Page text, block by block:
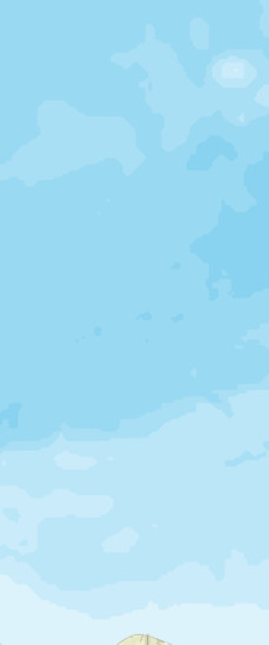
Accueil et
Route pour le
Trajet en minibus
(transport partagé,
Environ 5 h de